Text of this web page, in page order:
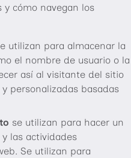
y cómo navegan los
utilizan para almacenar la
el nombre de usuario o la
así al visitante del sitio
personalizadas basadas
se utilizan para hacer un
las actividades
Se utilizan para